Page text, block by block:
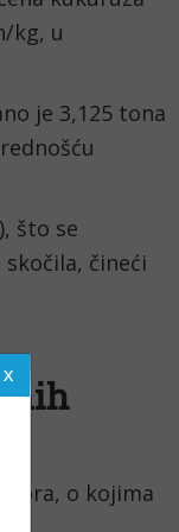
kg, u
je 3,125 tona
što se
čineći
o kojima